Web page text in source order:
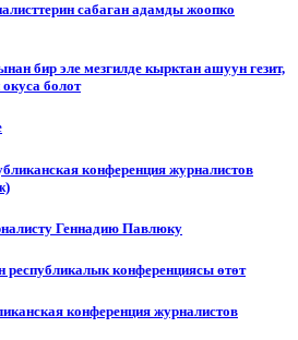
сабаган адамды жоопко
бир эле мезгилде кырктан ашуун гезит,
болот
конференция журналистов
Геннадию Павлюку
республикалык конференциясы өтөт
конференция журналистов